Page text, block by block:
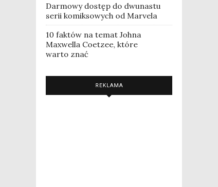
Darmowy dostęp do dwunastu
serii komiksowych od Marvela
10 faktów na temat Johna
Maxwella Coetzee, które
warto znać
REKLAMA